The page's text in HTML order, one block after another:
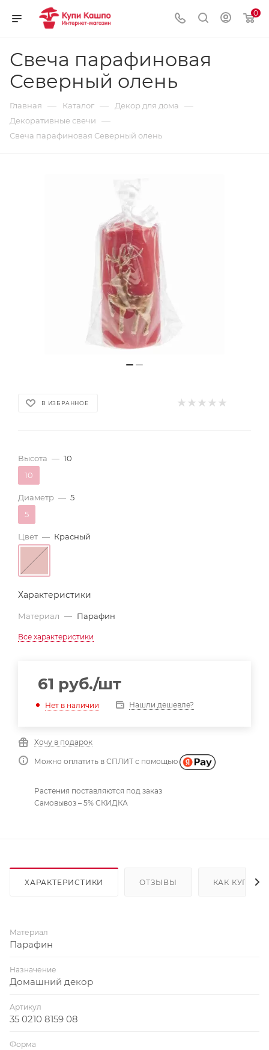
0
Свеча парафиновая
Северный олень
Главная — Каталог — Декор для дома —
Декоративные свечи —
Свеча парафиновая Северный олень
В ИЗБРАННОЕ
Высота — 10
10
Диаметр — 5
5
Цвет — Красный
Характеристики
Материал — Парафин
Все характеристики
61 руб./шт
Нет в наличии Нашли дешевле?
Хочу в подарок
Можно оплатить в СПЛИТ с помощью
Растения поставляются под заказ
Самовывоз – 5% СКИДКА
ХАРАКТЕРИСТИКИ ОТЗЫВЫ КАК КУПИТЬ
Материал
Парафин
Назначение
Домашний декор
Артикул
35 0210 8159 08
Форма